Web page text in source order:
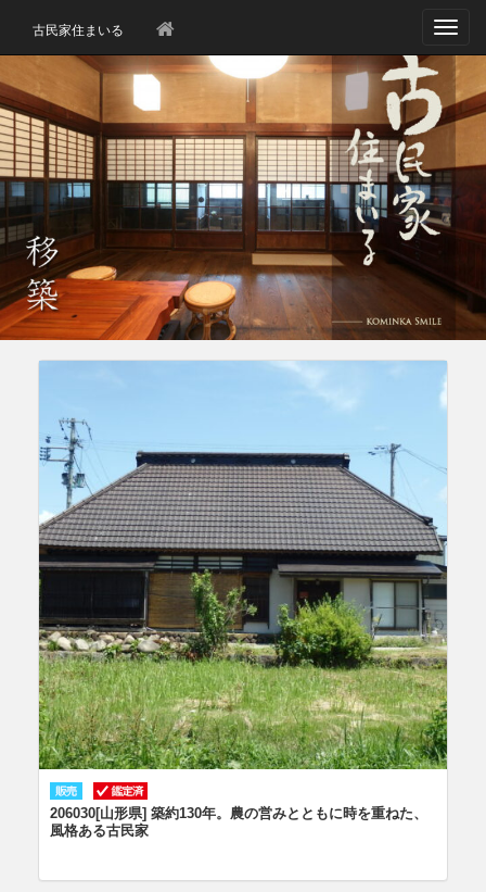
古民家住まいる
T
l
e
a
v
i
g
i
o
206030[山形県] 築約130年。農の営みとともに時を重ねた、
風格ある古民家